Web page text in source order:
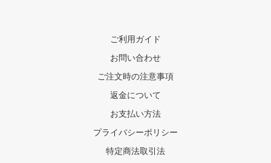
ご利用ガイド
お問い合わせ
ご注文時の注意事項
返金について
お支払い方法
プライバシーポリシー
特定商法取引法